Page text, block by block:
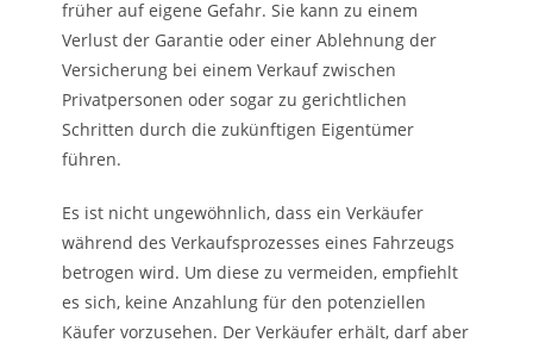
früher auf eigene Gefahr. Sie kann zu einem
Verlust der Garantie oder einer Ablehnung der
Versicherung bei einem Verkauf zwischen
Privatpersonen oder sogar zu gerichtlichen
Schritten durch die zukünftigen Eigentümer
führen.
Es ist nicht ungewöhnlich, dass ein Verkäufer
während des Verkaufsprozesses eines Fahrzeugs
betrogen wird. Um diese zu vermeiden, empfiehlt
es sich, keine Anzahlung für den potenziellen
Käufer vorzusehen. Der Verkäufer erhält, darf aber